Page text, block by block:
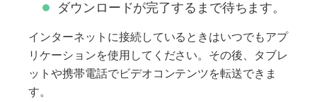
ダウンロードが完了するまで待ちます。
インターネットに接続しているときはいつでもアプ
リケーションを使用してください。その後、タブレ
ットや携帯電話でビデオコンテンツを転送できま
す。